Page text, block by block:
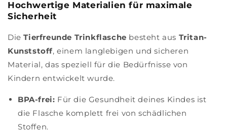
Hochwertige Materialien für maximale
Sicherheit
DieTierfreunde Trinkflasche besteht aus Tritan-
Kunststoff, einem langlebigen und sicheren
Material, das speziell für die Bedürfnisse von
Kindern entwickelt wurde.
BPA-frei: Für die Gesundheit deines Kindes ist
die Flasche komplett frei von schädlichen
Stoffen.